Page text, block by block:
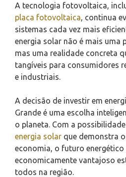
A tecnologia fotovoltaica,
placa fotovoltaica , continua
sistemas cada vez mais
energia solar não é mais uma
mas uma realidade concreta
tangíveis para consumidores
e industriais.
A decisão de investir em
Grande é uma escolha
o planeta. Com a
energia solar que demonstra
economia, o futuro energético
economicamente vantajoso
todos na região.